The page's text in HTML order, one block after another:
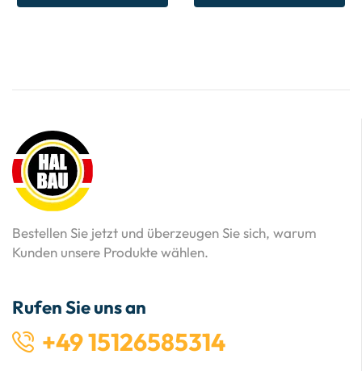
Bestellen Sie jetzt und überzeugen Sie sich, warum
Kunden unsere Produkte wählen.
Rufen Sie uns an
+49 15126585314